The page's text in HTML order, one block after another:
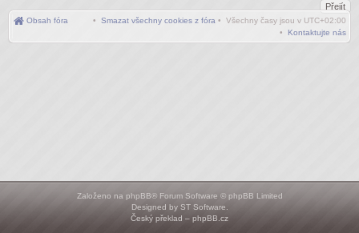
Obsah fóra • Všechny časy jsou v UTC+02:00
• Smazat všechny cookies z fóra
• Kontaktujte nás
Založeno na phpBB® Forum Software © phpBB Limited
Designed by ST Software
Český překlad – phpBB.cz